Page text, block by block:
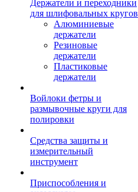
Держатели и переходники
для шлифовальных кругов
Алюминиевые
держатели
Резиновые
держатели
Пластиковые
держатели
Войлоки фетры и
размывочные круги для
полировки
Средства защиты и
измерительный
инструмент
Приспособления и